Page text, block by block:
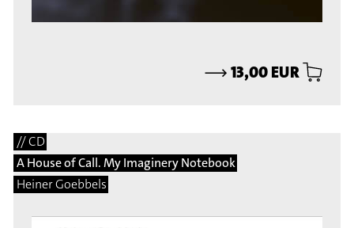
⟶13,00 EUR
// CD
A House of Call. My Imaginery Notebook
Heiner Goebbels